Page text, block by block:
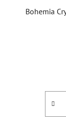
Bohemia